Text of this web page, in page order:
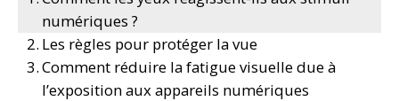
numériques ?
Les règles pour protéger la vue
Comment réduire la fatigue visuelle due à
l’exposition aux appareils numériques